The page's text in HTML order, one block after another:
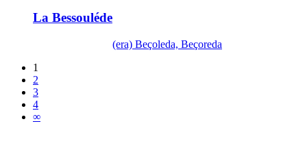
La Bessouléde
(era) Beçoleda, Beçoreda
1
2
3
4
∞